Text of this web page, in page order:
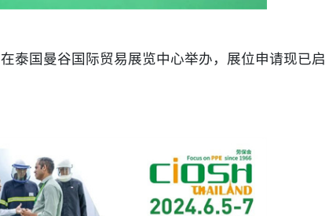
在泰国曼谷国际贸易展览中心举办，展位申请现已启